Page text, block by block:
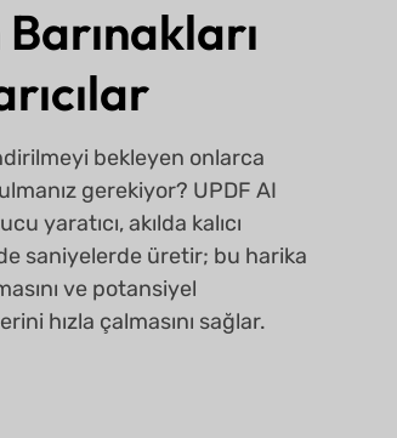
bekleyen onlarca
gerekiyor? UPDF AI
yaratıcı, akılda kalıcı
saniyelerde üretir; bu harika
ve potansiyel
hızla çalmasını sağlar.